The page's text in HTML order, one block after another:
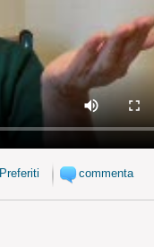
Preferiti commenta